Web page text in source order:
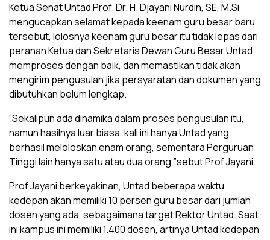
Ketua Senat Untad Prof. Dr. H. Djayani Nurdin, SE, M.Si
mengucapkan selamat kepada keenam guru besar baru
tersebut, lolosnya keenam guru besar itu tidak lepas dari
peranan Ketua dan Sekretaris Dewan Guru Besar Untad
memproses dengan baik, dan memastikan tidak akan
mengirim pengusulan jika persyaratan dan dokumen yang
dibutuhkan belum lengkap.
“Sekalipun ada dinamika dalam proses pengusulan itu,
namun hasilnya luar biasa, kali ini hanya Untad yang
berhasil meloloskan enam orang, sementara Perguruan
Tinggi lain hanya satu atau dua orang,”sebut Prof Jayani.
Prof Jayani berkeyakinan, Untad beberapa waktu
kedepan akan memiliki 10 persen guru besar dari jumlah
dosen yang ada, sebagaimana target Rektor Untad. Saat
ini kampus ini memiliki 1.400 dosen, artinya Untad kedepan